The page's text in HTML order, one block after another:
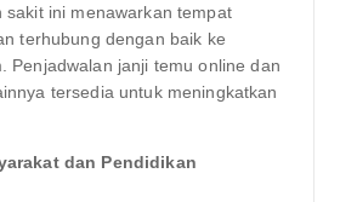
sakit ini menawarkan tempat
terhubung dengan baik ke
Penjadwalan janji temu online dan
tersedia untuk meningkatkan
dan Pendidikan